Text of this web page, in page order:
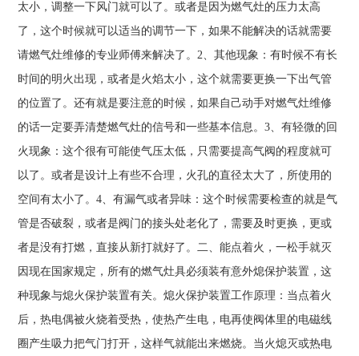
太小，调整一下风门就可以了。或者是因为燃气灶的压力太高
了，这个时候就可以适当的调节一下，如果不能解决的话就需要
请燃气灶维修的专业师傅来解决了。2、其他现象：有时候不有长
时间的明火出现，或者是火焰太小，这个就需要更换一下出气管
的位置了。还有就是要注意的时候，如果自己动手对燃气灶维修
的话一定要弄清楚燃气灶的信号和一些基本信息。3、有轻微的回
火现象：这个很有可能使气压太低，只需要提高气阀的程度就可
以了。或者是设计上有些不合理，火孔的直径太大了，所使用的
空间有太小了。4、有漏气或者异味：这个时候需要检查的就是气
管是否破裂，或者是阀门的接头处老化了，需要及时更换，更或
者是没有打燃，直接从新打就好了。二、能点着火，一松手就灭
因现在国家规定，所有的燃气灶具必须装有意外熄保护装置，这
种现象与熄火保护装置有关。熄火保护装置工作原理：当点着火
后，热电偶被火烧着受热，使热产生电，电再使阀体里的电磁线
圈产生吸力把气门打开，这样气就能出来燃烧。当火熄灭或热电